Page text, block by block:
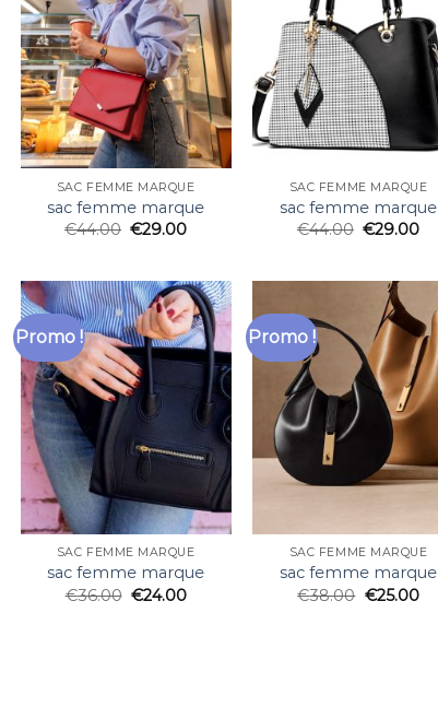
SAC FEMME MARQUE
sac femme marque
€44.00 €29.00
SAC FEMME MARQUE
sac femme marque
€44.00 €29.00
Promo !
SAC FEMME MARQUE
sac femme marque
€36.00 €24.00
Promo !
SAC FEMME MARQUE
sac femme marque
€38.00 €25.00